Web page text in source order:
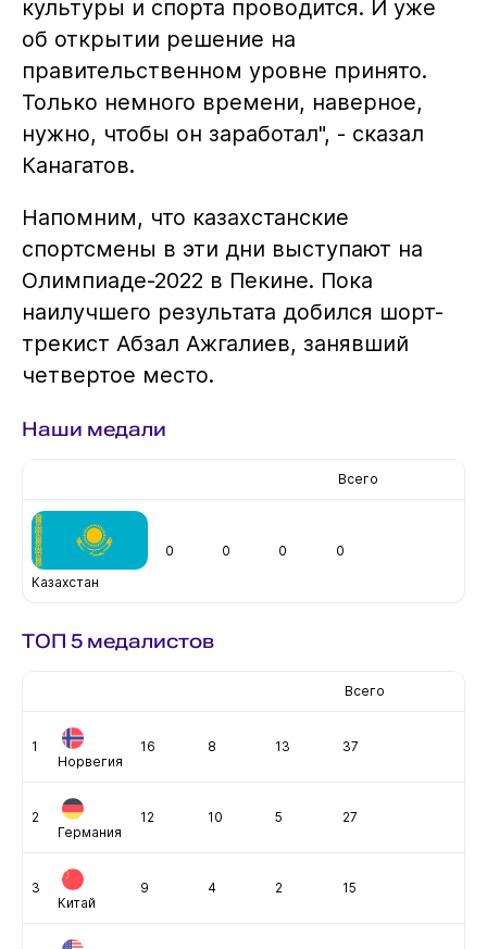
культуры и спорта проводится. И уже
об открытии решение на
правительственном уровне принято.
Только немного времени, наверное,
нужно, чтобы он заработал", - сказал
Канагатов.
Напомним, что казахстанские
спортсмены в эти дни выступают на
Олимпиаде-2022 в Пекине. Пока
наилучшего результата добился шорт-
трекист Абзал Ажгалиев, занявший
четвертое место.
Наши медали
Всего
Казахстан
0 0 0 0
ТОП 5 медалистов
Всего
1
Норвегия
16 8 13 37
2
Германия
12 10 5 27
3
Китай
9 4 2 15